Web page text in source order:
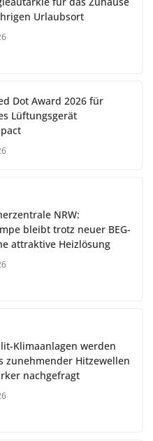
Urlaubsort
Dot Award 2026 für
Lüftungsgerät
NRW:
bleibt trotz neuer BEG-
attraktive Heizlösung
Klimaanlagen werden
zunehmender Hitzewellen
nachgefragt